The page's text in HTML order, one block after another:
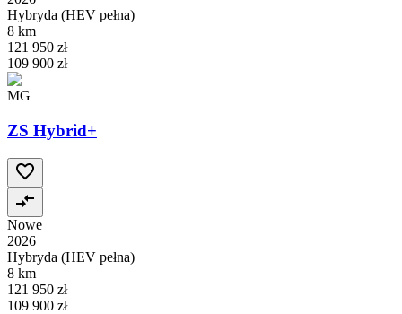
Hybryda (HEV pełna)
8 km
121 950 zł
109 900 zł
MG
ZS Hybrid+
Nowe
2026
Hybryda (HEV pełna)
8 km
121 950 zł
109 900 zł